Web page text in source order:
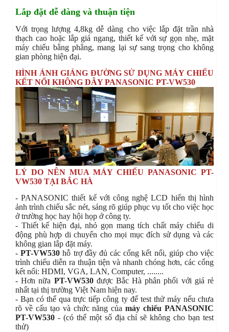
Lắp đặt dễ dàng và thuận tiện
Với trọng lượng 4,8kg dễ dàng cho việc lắp đặt trần nhà
thạch cao hoặc lắp giá ngang, thiết kế với sự gọn nhẹ, mặt
máy chiếu bằng phẳng, mang lại sự sang trọng cho không
gian phòng hiện đại.
HÌNH ẢNH GIẢNG ĐƯỜNG SỬ DỤNG MÁY CHIẾU
KẾT NỐI KHÔNG DÂY PANASONIC PT-VW530
LÝ DO NÊN MUA MÁY CHIẾU PANASONIC PT-
VW530 TẠI BẮC HÀ
- PANASONIC thiết kế với công nghệ LCD hiển thị hình
ảnh trình chiếu sắc nét, sáng rõ giúp phục vụ tốt cho việc học
ở trường học hay hội họp ở công ty.
- Thiết kế hiện đại, nhỏ gọn mang tích chất máy chiếu di
động phù hợp di chuyển cho mọi mục đích sử dụng và các
không gian lắp đặt máy.
-PT-VW530 hỗ trợ đầy đủ các cổng kết nối, giúp cho việc
trình chiếu diễn ra thuận tiện và nhanh chóng hơn, các cổng
kết nối: HDMI, VGA, LAN, Computer, ........
- Hơn nữa PT-VW530được Bắc Hà phân phối với giá rẻ
nhất tại thị trường Việt Nam hiện nay.
- Bạn có thể qua trực tiếp công ty để test thử máy nếu chưa
rõ về cấu tạo và chức năng củamáy chiếu PANASONIC
PT-VW530 - (có thể một số địa chỉ sẽ không cho bạn test
thử)